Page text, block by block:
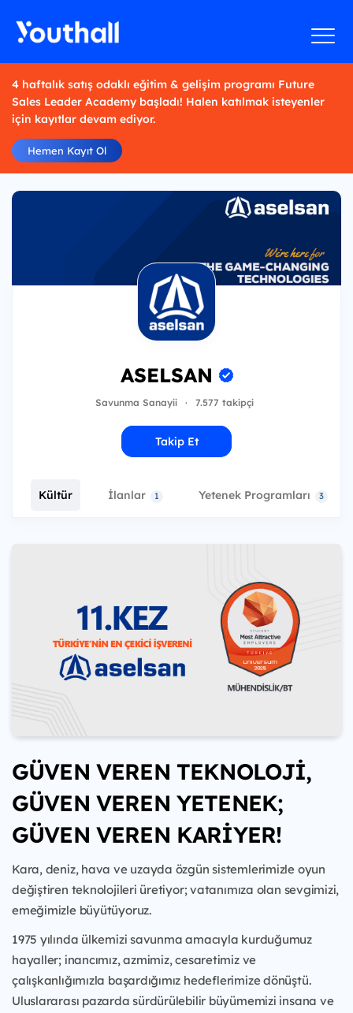
4 haftalık satış odaklı eğitim & gelişim programı Future
Sales Leader Academy başladı! Halen katılmak isteyenler
için kayıtlar devam ediyor.
Hemen Kayıt Ol
ASELSAN
Savunma Sanayii · 7.577 takipçi
Takip Et
Kültür İlanlar 1 Yetenek Programları 3
GÜVEN VEREN TEKNOLOJİ,
GÜVEN VEREN YETENEK;
GÜVEN VEREN KARİYER!
Kara, deniz, hava ve uzayda özgün sistemlerimizle oyun
değiştiren teknolojileri üretiyor; vatanımıza olan sevgimizi,
emeğimizle büyütüyoruz.
1975 yılında ülkemizi savunma amacıyla kurduğumuz
hayaller; inancımız, azmimiz, cesaretimiz ve
çalışkanlığımızla başardığımız hedeflerimize dönüştü.
Uluslararası pazarda sürdürülebilir büyümemizi insana ve